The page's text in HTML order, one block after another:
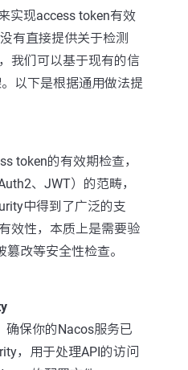
实现access token有效
有直接提供关于检测
我们可以基于现有的信
以下是根据通用做法提
token的有效期检查，
、JWT）的范畴，
中得到了广泛的支
效性，本质上是需要验
改等安全性检查。
确保你的Nacos服务已
，用于处理API的访问